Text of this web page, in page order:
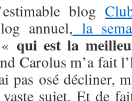
blog
annuel, la
qui est la
Carolus m’a fait
pas osé décliner,
sujet. Et de